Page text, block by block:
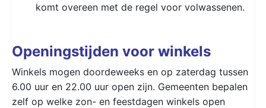
komt overeen met de regel voor volwassenen.
Openingstijden voor winkels
Winkels mogen doordeweeks en op zaterdag tussen
6.00 uur en 22.00 uur open zijn. Gemeenten bepalen
zelf op welke zon- en feestdagen winkels open